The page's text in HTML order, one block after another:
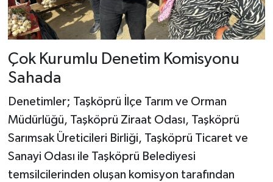
Çok Kurumlu Denetim Komisyonu
Sahada
Denetimler; Taşköprü İlçe Tarım ve Orman
Müdürlüğü, Taşköprü Ziraat Odası, Taşköprü
Sarımsak Üreticileri Birliği, Taşköprü Ticaret ve
Sanayi Odası ile Taşköprü Belediyesi
temsilcilerinden oluşan komisyon tarafından
Yerel Haberler
Haber Arşivi